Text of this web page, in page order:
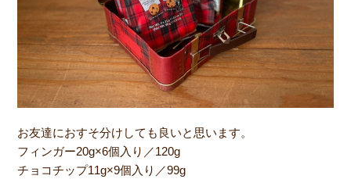
お友達におすそ分けしても良いと思います。
フィンガー20g×6個入り／120g
チョコチップ11g×9個入り／99g